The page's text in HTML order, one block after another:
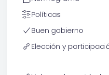
Políticas
Buen gobierno
Elección y